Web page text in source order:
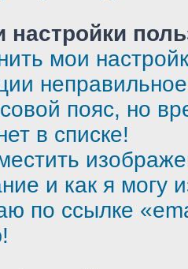
мои
пояс, но
в списке!
и как я могу
по ссылке